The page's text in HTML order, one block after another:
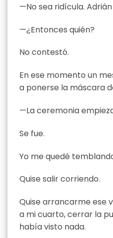
—No sea ridícula.
—¿Entonces quién?
No contestó.
En ese momento un
a ponerse la máscara
—La ceremonia
Se fue.
Yo me quedé
Quise salir corriendo.
Quise arrancarme ese
a mi cuarto, cerrar la
había visto nada.